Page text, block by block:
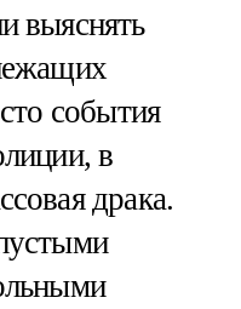
выяснять
события
в
драка.